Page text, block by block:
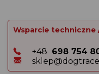
Wsparcie techniczne
+48 698 754